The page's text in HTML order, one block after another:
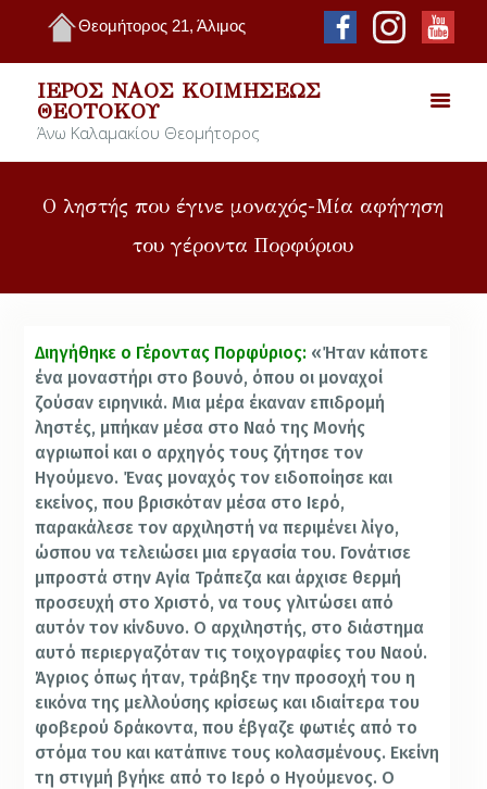
Θεομήτορος 21, Άλιμος
ΙΕΡΌΣ ΝΑΌΣ ΚΟΙΜΉΣΕΩΣ
ΘΕΟΤΌΚΟΥ
Άνω Καλαμακίου Θεομήτορος
Ο ληστής που έγινε μοναχός-Μία αφήγηση
του γέροντα Πορφύριου
Διηγήθηκε ο Γέροντας Πορφύριος: «Ήταν κάποτε
ένα μοναστήρι στο βουνό, όπου οι μοναχοί
ζούσαν ειρηνικά. Μια μέρα έκαναν επιδρομή
ληστές, μπήκαν μέσα στο Ναό της Μονής
αγριωποί και ο αρχηγός τους ζήτησε τον
Ηγούμενο. Ένας μοναχός τον ειδοποίησε και
εκείνος, που βρισκόταν μέσα στο Ιερό,
παρακάλεσε τον αρχιληστή να περιμένει λίγο,
ώσπου να τελειώσει μια εργασία του. Γονάτισε
μπροστά στην Αγία Τράπεζα και άρχισε θερμή
προσευχή στο Χριστό, να τους γλιτώσει από
αυτόν τον κίνδυνο. Ο αρχιληστής, στο διάστημα
αυτό περιεργαζόταν τις τοιχογραφίες του Ναού.
Άγριος όπως ήταν, τράβηξε την προσοχή του η
εικόνα της μελλούσης κρίσεως και ιδιαίτερα του
φοβερού δράκοντα, που έβγαζε φωτιές από το
στόμα του και κατάπινε τους κολασμένους. Εκείνη
τη στιγμή βγήκε από το Ιερό ο Ηγούμενος. Ο